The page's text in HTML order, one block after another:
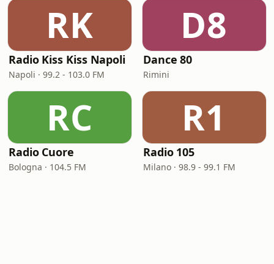
RK
Radio Kiss Kiss Napoli
Napoli · 99.2 - 103.0 FM
D8
Dance 80
Rimini
RC
Radio Cuore
Bologna · 104.5 FM
R1
Radio 105
Milano · 98.9 - 99.1 FM